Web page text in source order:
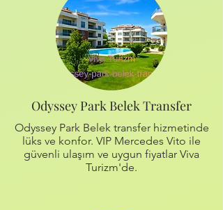
Odyssey Park Belek Transfer
Odyssey Park Belek transfer hizmetinde
lüks ve konfor. VIP Mercedes Vito ile
güvenli ulaşım ve uygun fiyatlar Viva
Turizm'de.